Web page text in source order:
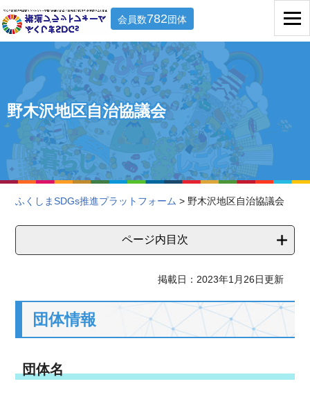
会員数782団体
野木沢地区自治協議会
ふくしまSDGs推進プラットフォーム > 野木沢地区自治協議会
ページ内目次
掲載日：2023年1月26日更新
団体情報
団体名